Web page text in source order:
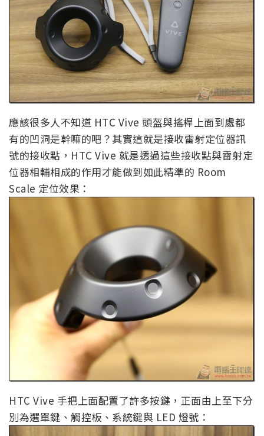
應該很多人不知道 HTC Vive 頭盔與搖桿上面到處都
有的凹洞是幹嘛的吧？其實這就是接收雷射定位器訊
號的接收點，HTC Vive 就是透過這些接收點與雷射定
位器相輔相成的作用才能做到如此精準的 Room
Scale 定位效果：
HTC Vive 手把上面配置了許多按鍵，正面由上至下分
別為選單鍵、觸控板、系統鍵與 LED 燈號：